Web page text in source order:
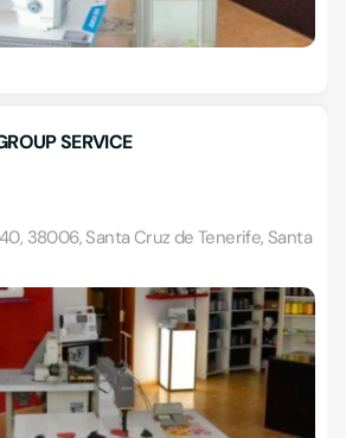
SERVICE
38006, Santa Cruz de Tenerife, Santa